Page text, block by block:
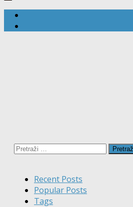
Pretraži:
Recent Posts
Popular Posts
Tags